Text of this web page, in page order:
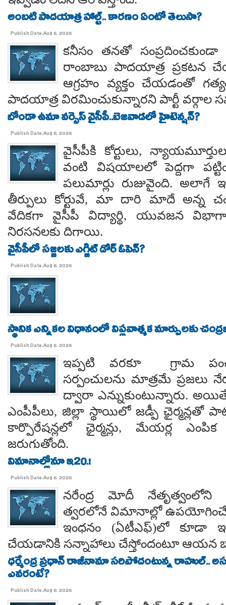
అంబటి పాదయాత్ర హాల్ట్.. కారణం ఏంటో తెలుసా?
Publish Date:Aug 6, 2026
కనీసం తనతో సంప్రదించకుండా
రాంబాబు పాదయాత్ర ప్రకటన
ఆగ్రహం వ్యక్తం చేయడంతో
పాదయాత్ర విరమించుకున్నారని పార్టీ వర్గాల
బోండా ఉమా వర్సెస్ వైసీపీ..బెజవాడలో హైటెన్షన్?
Publish Date:Aug 6, 2026
వైసీపీకి కోర్టులు,
వంటి విషయాలలో పెద్దగా
పలుమార్లు రుజువైంది. అలాగే
తీర్పులు కోర్టువే, మా దారి మాదే అన్న
వేదికగా వైసీపీ విద్యార్థి, యువజన
నిరసనలకు దిగాయి.
వైసీపీలో సజ్జలకు ఎగ్జిట్ డోర్ ఓపెన్?
Publish Date:Aug 6, 2026
స్థానిక ఎన్నికల విధానంలో విప్లవాత్మక మార్పులకు
Publish Date:Aug 6, 2026
ఇప్పటి వరకూ గ్రామ
సర్పంచులను మాత్రమే ప్రజలు
ద్వారా ఎన్నుకుంటున్నారు.
ఎంపీపీలు, జిల్లా స్థాయిలో జడ్పీ ఛైర్మన్లతో
కార్పొరేషన్లలో ఛైర్మన్లు, మేయర్ల ఎంపిక
జరుగుతోంది.
విమానాల్లోనూ ఇ20.!
Publish Date:Aug 6, 2026
నరేంద్ర మోదీ నేతృత్వంలోని
త్వరలోనే విమానాల్లో
ఇంధనం (ఏటీఎఫ్)లో కూడా
చేయడానికి సన్నాహాలు చేస్తోందంటూ ఆయన
ధర్మేంద్ర ప్రధాన్ రాజీనామా సరిపోదంటున్న రాహుల్..
ఎవరంటే?
Publish Date:Aug 6, 2026